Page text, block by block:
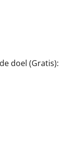
doel (Gratis):